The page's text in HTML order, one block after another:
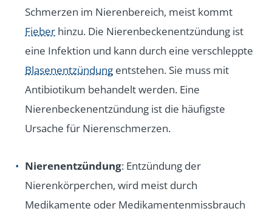
Schmerzen im Nierenbereich, meist kommt
Fieber hinzu. Die Nierenbeckenentzündung ist
eine Infektion und kann durch eine verschleppte
Blasenentzündung entstehen. Sie muss mit
Antibiotikum behandelt werden. Eine
Nierenbeckenentzündung ist die häufigste
Ursache für Nierenschmerzen.
Nierenentzündung: Entzündung der
Nierenkörperchen, wird meist durch
Medikamente oder Medikamentenmissbrauch